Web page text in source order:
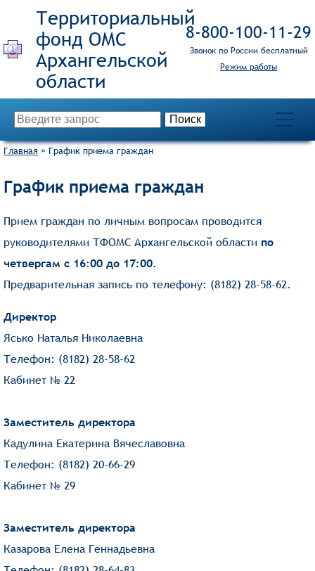
Территориальный
фонд ОМС
8‑800‑100‑11‑29
Звонок по России бесплатный
Режим работы
Главная » График приема граждан
График приема граждан
Прием граждан по личным вопросам проводится
руководителями ТФОМС Архангельской области по
четвергам с 16:00 до 17:00.
Предварительная запись по телефону: (8182) 28-58-62.
Директор
Ясько Наталья Николаевна
Телефон: (8182) 28-58-62
Кабинет № 22
Заместитель директора
Кадулина Екатерина Вячеславовна
Телефон: (8182) 20-66-29
Кабине​т № 29
Заместитель директора
Казарова Елена ​Геннадьевна